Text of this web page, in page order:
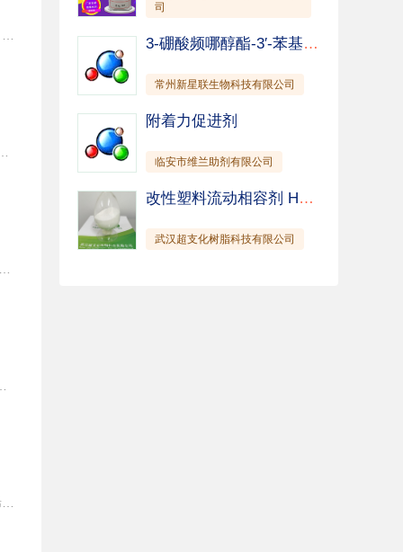
XP1259 防锈油复合剂 XP1259 是性能优异的防锈剂，具有高效的防锈和脱水性能。本产品在各类矿物油、酯类油和植物 油中 均有良好的相容性。XP1259 比其它大多同类产品粘度小，因而可以于低温下直接和基础油混合。 XP1259 具有极其优异的脱水功能，可有效的将水从油里面分离。XP1259 的主要成分为二壬基萘磺酸钙和有机羧 酸的混合物。 性质 典型数据 外观 深棕色粘稠液体 钙含量 1.5% 酸值 （ mgKOH/g） 90 闪点（ °C） 160 密度（g/cm 3，25 °C） 0.95 粘度（cSt，100°C） 60 3. 建议用量 防锈液： 1.0% - 20.0% 脱水液 ：2.0% - 15.0% 4. 包装 200 升镀锌桶 5. 说明 本产品对标 NA-SUL CA-1259.
性，无腐蚀性。 •常温下为液体,易于操作。 2. 使用方法 和其它单剂调配成防锈复合剂使用，也可以直接加入防锈油以增强盐雾和湿热等的性能。 建议 成品防锈油里的加剂量：5-20%wt. 3. XP179 典型性质 性质 典型数据 外观 常温下为浅黄色或黄色液体 闪点 不低于 130 °C 密度, 25 °C 1.0 酸碱度 中性 4. 典型数据 配方 盐雾 湿热 10%溶于溶剂油 不少于 48 小时 不少于 20 天
XP2011 无硫磷有机氮化钼 产品概述 XP2011无硫磷有机氮化钼具有良好的抗磨、减摩、抗氧化性能，无腐蚀性，能减少运动部件间的摩擦系数；添加到发动机油中能有效节省燃油， 缓解烧机油现象，API配方产品；该添加剂不含硫、磷、氯及金属元素，具有加剂量小，性能优异，节能、降温、降噪等优点，具有良好的性价比。 建议加剂量：添加0.2%—1.0% 技术指标 项目 标准 实测 化学组份 钼氨络合物 钼氨络合物 外 观 棕红色液体 棕红色液体 密度 ( 20℃ ), g/cm3，》 0.95 0.978 闪点，℃，》 160 172 100℃粘度，》 16 17.8 凝点，℃,《 -5 -9 注意事项 本产品在储存、装卸时，执行SH0164标准。温度不应超过75度，若长期储存，温度不应超过45度，本产品不易燃、不易爆、无腐蚀性， 在安全、环保、使用等方面同一般化学产品，无需特殊安全防护措施。 包 装 净重25kg或200kg/桶
理化性质 外观 无色至黄色透明液体 密度，20℃，g/cm3 水溶性 1.11 与水互溶 pH 值, 1% 蒸馏水溶液防锈性，铸铁屑 7.3 冻点 ＜0 ℃ 1.5 % *IP287 水 2h 无锈 *IP 287 水=345ppm CaSO4·2H2O 注意事项 避免光照，避免混入水及其它杂质，存放于阴凉干燥处。长期储存后，颜色会变深，但不影响使用性能。本产品低于 0℃会结冻，需要加热至均匀透明后再使用。
xp6316 有机氮钼富勒烯润滑剂产品概述 有机氮钼富勒烯润滑剂，是把富勒烯c60经行修饰，修饰后的富勒烯产生极性，与氮钼结合形成有机氮钼富勒烯，完全和润滑油相溶。有机氮钼富勒烯润滑剂在润滑部件正常工况下，在摩擦表面形成一种具有减摩、抗磨作用的物理、化学吸附膜；在高速、高温、高压等苛刻的工况下，在摩擦副表面形成钼元素渗透层和富勒烯c60共晶滚动润滑层，由于富勒烯本身的球状外形以及耐高温、坚韧、***润滑的特性；把滑动摩擦转变成滚动摩擦。***降低了部件之间的磨损，起到其它物质难以达到的抗磨、减摩、磨痕修复等效果。应 用 应用在发动机油、风电用油、机械用油、乳化液、钻井液、润滑脂以及其他特种油中；也可以用在增加抗磨减摩性能的补强剂，作为汽车后市场的发动机保护剂等；不但具有***的油溶性（在一类二类三类油和pao中都具有***的溶解性）和***的分散性，还具有抗磨、减摩、***化、增加扭矩等级等特殊效果。性能特点 优异的润滑性能； 优异的极压抗磨性能； 优异的温度控制性能；优异的抗腐防锈性能；优异的热氧化稳定性能。技术指标项 目 xp6316外观 红褐色透明液体运动粘度（100℃） mm2/s 8闪点（开口） ℃ 200凝点 -10添加量 1-3.5%注意事项本产品储存温度不应超过50℃，建议调合温度为60-75℃。产品在储存、装卸及调油时，参照sh/t0164进行，本产品不易燃、不***、无腐蚀性，在安全环保使用方面等同一般石油产品，不用特殊防护。包 装 200l铁桶包装，200kg/桶.
司
3-硼酸频哪醇酯-3′-苯基-联苯
常州新星联生物科技有限公司
附着力促进剂
临安市维兰助剂有限公司
改性塑料流动相容剂 HyPer C181
武汉超支化树脂科技有限公司